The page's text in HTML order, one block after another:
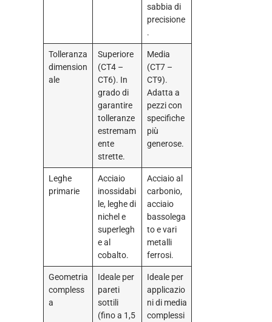
sabbia di
precisione
.
Tolleranza
dimension
ale
Superiore
(CT4 –
CT6). In
grado di
garantire
tolleranze
estremam
ente
strette.
Media
(CT7 –
CT9).
Adatta a
pezzi con
specifiche
più
generose.
Leghe
primarie
Acciaio
inossidabi
le, leghe di
nichel e
superlegh
e al
cobalto.
Acciaio al
carbonio,
acciaio
bassolega
to e vari
metalli
ferrosi.
Geometria
compless
a
Ideale per
pareti
sottili
(fino a 1,5
Ideale per
applicazio
ni di media
complessi